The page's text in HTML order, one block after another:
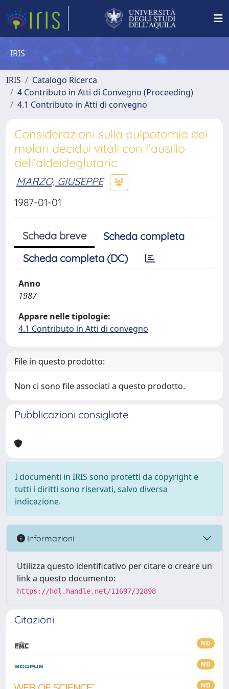
IRIS
IRIS
Catalogo Ricerca
4 Contributo in Atti di Convegno (Proceeding)
4.1 Contributo in Atti di convegno
Considerazioni sulla pulpotomia dei
molari decidui vitali con l'ausilio
dell'aldeideglutaric
MARZO, GIUSEPPE
1987-01-01
Scheda breve
Scheda completa
Scheda completa (DC)
Anno
1987
Appare nelle tipologie:
4.1 Contributo in Atti di convegno
File in questo prodotto:
Non ci sono file associati a questo prodotto.
Pubblicazioni consigliate
I documenti in IRIS sono protetti da copyright e
tutti i diritti sono riservati, salvo diversa
indicazione.
Informazioni
Utilizza questo identificativo per citare o creare un
link a questo documento:
https://hdl.handle.net/11697/32898
Citazioni
ND
ND
ND